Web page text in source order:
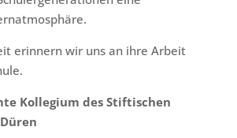
erinnern wir uns an ihre Arbeit
Kollegium des Stiftischen